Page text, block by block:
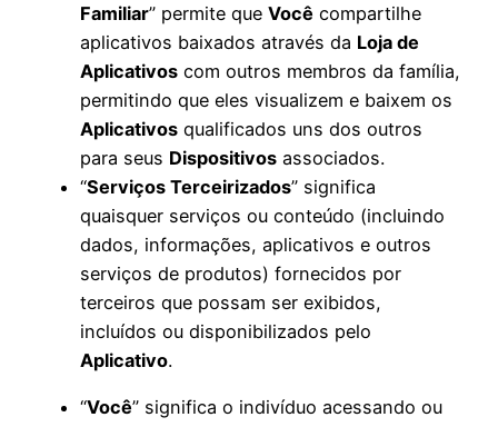
Familiar” permite que Você compartilhe
aplicativos baixados através da Loja de
Aplicativos com outros membros da família,
permitindo que eles visualizem e baixem os
Aplicativos qualificados uns dos outros
para seus Dispositivos associados.
“Serviços Terceirizados” significa
quaisquer serviços ou conteúdo (incluindo
dados, informações, aplicativos e outros
serviços de produtos) fornecidos por
terceiros que possam ser exibidos,
incluídos ou disponibilizados pelo
Aplicativo.
“Você” significa o indivíduo acessando ou